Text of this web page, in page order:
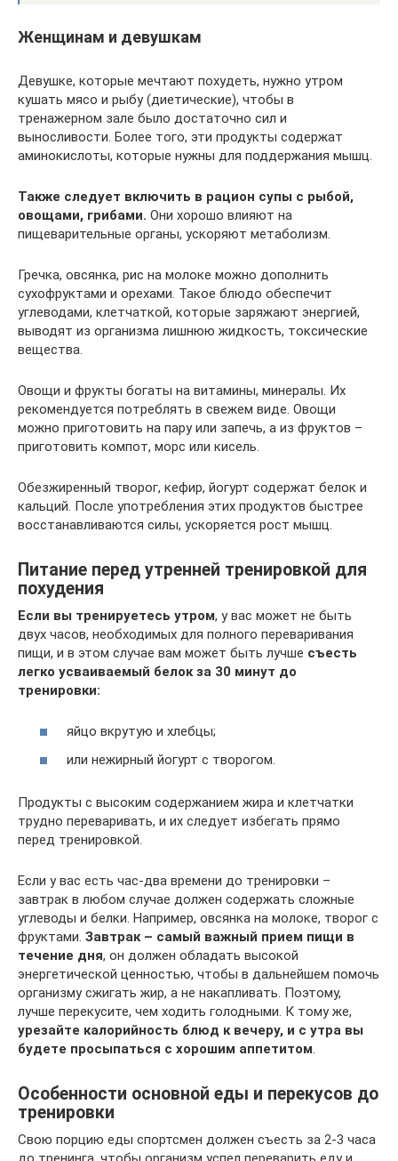
Женщинам и девушкам
Девушке, которые мечтают похудеть, нужно утром
кушать мясо и рыбу (диетические), чтобы в
тренажерном зале было достаточно сил и
выносливости. Более того, эти продукты содержат
аминокислоты, которые нужны для поддержания мышц.
Также следует включить в рацион супы с рыбой,
овощами, грибами. Они хорошо влияют на
пищеварительные органы, ускоряют метаболизм.
Гречка, овсянка, рис на молоке можно дополнить
сухофруктами и орехами. Такое блюдо обеспечит
углеводами, клетчаткой, которые заряжают энергией,
выводят из организма лишнюю жидкость, токсические
вещества.
Овощи и фрукты богаты на витамины, минералы. Их
рекомендуется потреблять в свежем виде. Овощи
можно приготовить на пару или запечь, а из фруктов –
приготовить компот, морс или кисель.
Обезжиренный творог, кефир, йогурт содержат белок и
кальций. После употребления этих продуктов быстрее
восстанавливаются силы, ускоряется рост мышц.
Питание перед утренней тренировкой для
похудения
Если вы тренируетесь утром, у вас может не быть
двух часов, необходимых для полного переваривания
пищи, и в этом случае вам может быть лучше съесть
легко усваиваемый белок за 30 минут до
тренировки:
яйцо вкрутую и хлебцы;
или нежирный йогурт с творогом.
Продукты с высоким содержанием жира и клетчатки
трудно переваривать, и их следует избегать прямо
перед тренировкой.
Если у вас есть час-два времени до тренировки –
завтрак в любом случае должен содержать сложные
углеводы и белки. Например, овсянка на молоке, творог с
фруктами. Завтрак – самый важный прием пищи в
течение дня, он должен обладать высокой
энергетической ценностью, чтобы в дальнейшем помочь
организму сжигать жир, а не накапливать. Поэтому,
лучше перекусите, чем ходить голодными. К тому же,
урезайте калорийность блюд к вечеру, и с утра вы
будете просыпаться с хорошим аппетитом
Особенности основной еды и перекусов до
тренировки
Свою порцию еды спортсмен должен съесть за 2-3 часа